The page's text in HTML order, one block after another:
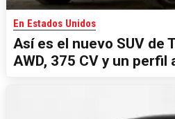
En Estados Unidos
Así es el nuevo SUV de
AWD, 375 CV y un perfil